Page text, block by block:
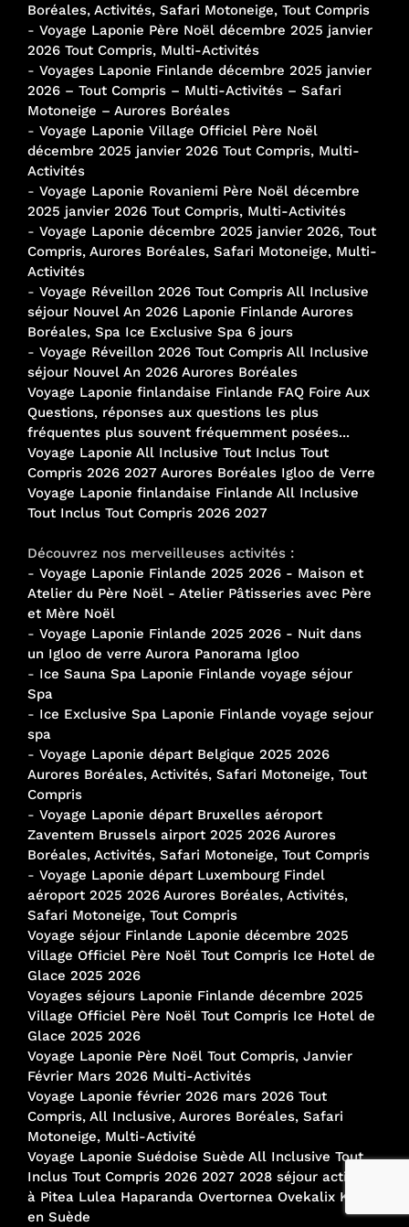
Boréales, Activités, Safari Motoneige, Tout Compris
- Voyage Laponie Père Noël décembre 2025 janvier
2026 Tout Compris, Multi-Activités
- Voyages Laponie Finlande décembre 2025 janvier
2026 – Tout Compris – Multi-Activités – Safari
Motoneige – Aurores Boréales
- Voyage Laponie Village Officiel Père Noël
décembre 2025 janvier 2026 Tout Compris, Multi-
Activités
- Voyage Laponie Rovaniemi Père Noël décembre
2025 janvier 2026 Tout Compris, Multi-Activités
- Voyage Laponie décembre 2025 janvier 2026, Tout
Compris, Aurores Boréales, Safari Motoneige, Multi-
Activités
- Voyage Réveillon 2026 Tout Compris All Inclusive
séjour Nouvel An 2026 Laponie Finlande Aurores
Boréales, Spa Ice Exclusive Spa 6 jours
- Voyage Réveillon 2026 Tout Compris All Inclusive
séjour Nouvel An 2026 Aurores Boréales
Voyage Laponie finlandaise Finlande FAQ Foire Aux
Questions, réponses aux questions les plus
fréquentes plus souvent fréquemment posées...
Voyage Laponie All Inclusive Tout Inclus Tout
Compris 2026 2027 Aurores Boréales Igloo de Verre
Voyage Laponie finlandaise Finlande All Inclusive
Tout Inclus Tout Compris 2026 2027
Découvrez nos merveilleuses activités :
- Voyage Laponie Finlande 2025 2026 - Maison et
Atelier du Père Noël - Atelier Pâtisseries avec Père
et Mère Noël
- Voyage Laponie Finlande 2025 2026 - Nuit dans
un Igloo de verre Aurora Panorama Igloo
- Ice Sauna Spa Laponie Finlande voyage séjour
Spa
- Ice Exclusive Spa Laponie Finlande voyage sejour
spa
- Voyage Laponie départ Belgique 2025 2026
Aurores Boréales, Activités, Safari Motoneige, Tout
Compris
- Voyage Laponie départ Bruxelles aéroport
Zaventem Brussels airport 2025 2026 Aurores
Boréales, Activités, Safari Motoneige, Tout Compris
- Voyage Laponie départ Luxembourg Findel
aéroport 2025 2026 Aurores Boréales, Activités,
Safari Motoneige, Tout Compris
Voyage séjour Finlande Laponie décembre 2025
Village Officiel Père Noël Tout Compris Ice Hotel de
Glace 2025 2026
Voyages séjours Laponie Finlande décembre 2025
Village Officiel Père Noël Tout Compris Ice Hotel de
Glace 2025 2026
Voyage Laponie Père Noël Tout Compris, Janvier
Février Mars 2026 Multi-Activités
Voyage Laponie février 2026 mars 2026 Tout
Compris, All Inclusive, Aurores Boréales, Safari
Motoneige, Multi-Activité
Voyage Laponie Suédoise Suède All Inclusive Tout
Inclus Tout Compris 2026 2027 2028 séjour activités
à Pitea Lulea Haparanda Overtornea Ovekalix Kalix
en Suède